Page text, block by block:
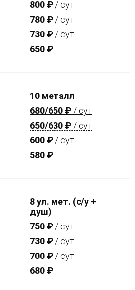
800 ₽ / сут
780 ₽ / сут
730 ₽ / сут
650 ₽
10 металл
680/650 ₽ / сут
650/630 ₽ / сут
600 ₽ / сут
580 ₽
8 ул. мет. (с/у +
душ)
750 ₽ / сут
730 ₽ / сут
700 ₽ / сут
680 ₽